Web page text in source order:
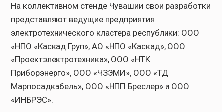
На коллективном стенде Чувашии свои разработки
представляют ведущие предприятия
электротехнического кластера республики: ООО
«НПО «Каскад Груп», АО «НПО «Каскад», ООО
«Проектэлектротехника», ООО «НТК
Приборэнерго», ООО «ЧЗЭМИ», ООО «ТД
Марпосадкабель», ООО «НПП Бреслер» и ООО
«ИНБРЭС».